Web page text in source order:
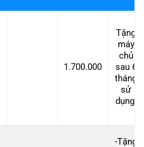
1.700.000
Tặng
máy
chủ
sau 6
tháng
sử
dụng.
-Tặng